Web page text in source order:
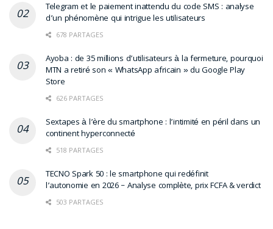
Telegram et le paiement inattendu du code SMS : analyse
d’un phénomène qui intrigue les utilisateurs
678 PARTAGES
Ayoba : de 35 millions d’utilisateurs à la fermeture, pourquoi
MTN a retiré son « WhatsApp africain » du Google Play
Store
626 PARTAGES
Sextapes à l’ère du smartphone : l’intimité en péril dans un
continent hyperconnecté
518 PARTAGES
TECNO Spark 50 : le smartphone qui redéfinit
l’autonomie en 2026 – Analyse complète, prix FCFA & verdict
503 PARTAGES